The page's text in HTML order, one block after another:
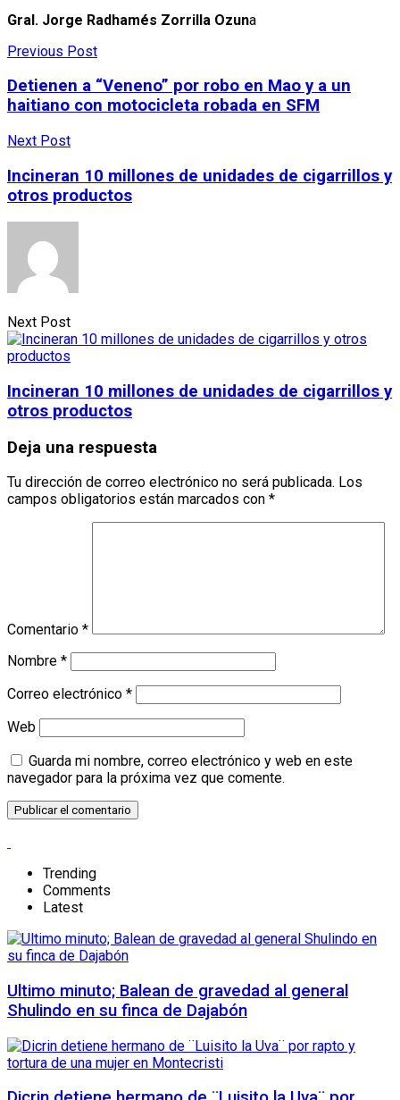
Gral. Jorge Radhamés Zorrilla Ozuna
Previous Post
Detienen a “Veneno” por robo en Mao y a un
haitiano con motocicleta robada en SFM
Next Post
Incineran 10 millones de unidades de cigarrillos y
otros productos
Next Post
Incineran 10 millones de unidades de cigarrillos y
otros productos
Deja una respuesta
Tu dirección de correo electrónico no será publicada. Los
campos obligatorios están marcados con *
Comentario *
Nombre *
Correo electrónico *
Web
Guarda mi nombre, correo electrónico y web en este
navegador para la próxima vez que comente.
Trending
Comments
Latest
Ultimo minuto; Balean de gravedad al general
Shulindo en su finca de Dajabón